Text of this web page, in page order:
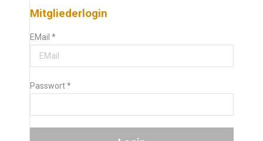
Mitgliederlogin
EMail *
Passwort*